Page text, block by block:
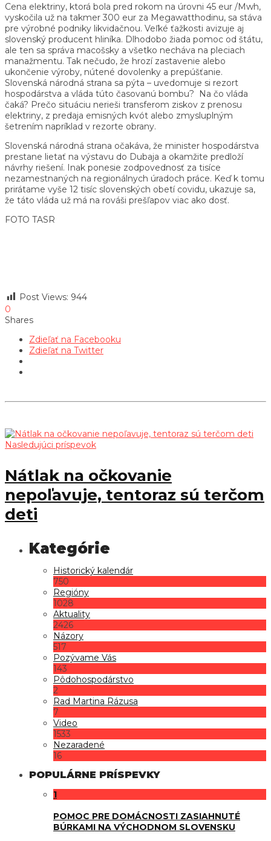
Cena elektriny, ktorá bola pred rokom na úrovni 45 eur /Mwh,
vyskočila už na takmer 300 eur za Megawatthodinu, sa stáva
pre výrobné podniky likvidačnou. Veľké ťažkosti avizuje aj
slovenský producent hliníka. Dlhodobo žiada pomoc od štátu,
ale ten sa správa macošsky a všetko necháva na pleciach
manažmentu. Tak nečudo, že hrozí zastavenie alebo
ukončenie výroby, nútené dovolenky a prepúšťanie.
Slovenská národná strana sa pýta – uvedomuje si rezort
hospodárstva a vláda túto časovanú bombu? Na čo vláda
čaká? Prečo situáciu nerieši transferom ziskov z prenosu
elektriny, z predaja emisných kvót alebo zmysluplným
šetrením napríklad v rezorte obrany.
Slovenská národná strana očakáva, že minister hospodárstva
prestane lietať na výstavu do Dubaja a okamžite predloží
návrhy riešení. Inak ponesie zodpovednosť za tisíce
nezamestnaných na regionálnych úradoch práce. Keď k tomu
prirátame vyše 12 tisíc slovenských obetí covidu, ukazuje sa,
že táto vláda už má na rováši prešľapov viac ako dosť.
FOTO TASR
Post Views: 944
0
Shares
Zdieľať na Facebooku
Zdieľať na Twitter
Nasledujúci príspevok
Nátlak na očkovanie
nepoľavuje, tentoraz sú terčom
deti
Historický kalendár
750
Regióny
1028
Aktuality
2426
Názory
517
Pozývame Vás
143
Pôdohospodárstvo
2
Rad Martina Rázusa
7
Video
1533
Nezaradené
16
POPULÁRNE PRÍSPEVKY
1
POMOC PRE DOMÁCNOSTI ZASIAHNUTÉ
BÚRKAMI NA VÝCHODNOM SLOVENSKU